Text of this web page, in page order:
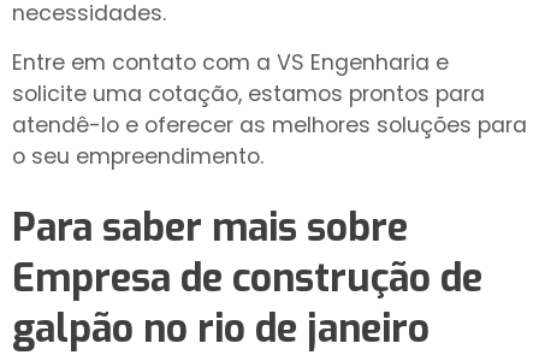
necessidades.
Entre em contato com a VS Engenharia e
solicite uma cotação, estamos prontos para
atendê-lo e oferecer as melhores soluções para
o seu empreendimento.
Para saber mais sobre
Empresa de construção de
galpão no rio de janeiro